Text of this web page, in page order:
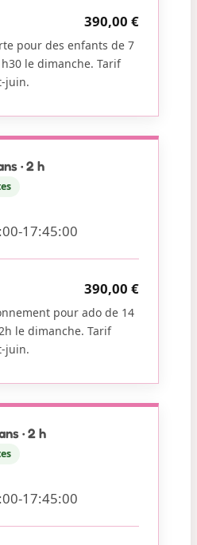
390,00 €
pour des enfants de 7
le dimanche. Tarif
juin.
· 2 h
17:45:00
390,00 €
pour ado de 14
le dimanche. Tarif
juin.
· 2 h
17:45:00